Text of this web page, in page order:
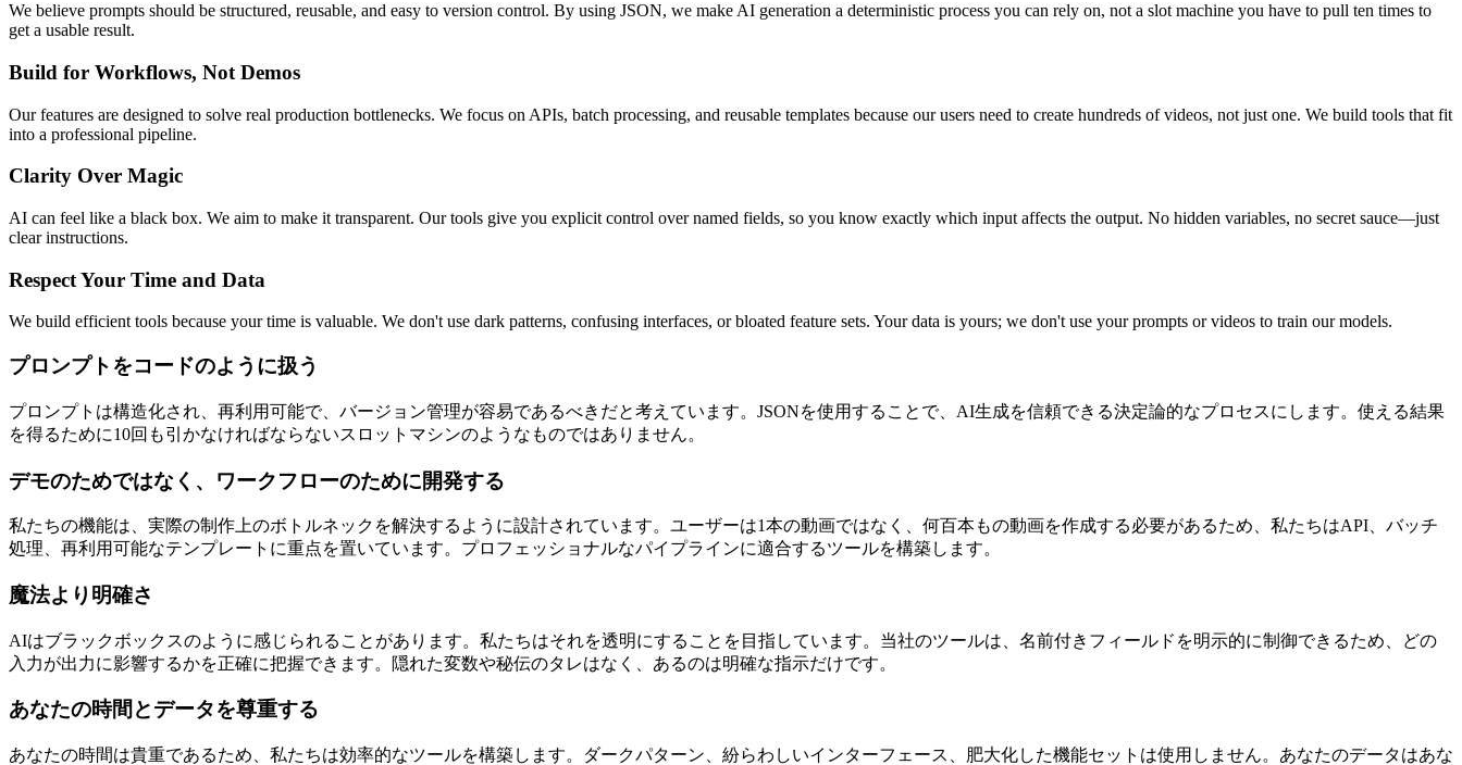
We believe prompts should be structured, reusable, and easy to version control. By using JSON, we make AI generation a deterministic process you can rely on, not a slot machine you have to pull ten times to
get a usable result.
Build for Workflows, Not Demos
Our features are designed to solve real production bottlenecks. We focus on APIs, batch processing, and reusable templates because our users need to create hundreds of videos, not just one. We build tools that fit
into a professional pipeline.
Clarity Over Magic
AI can feel like a black box. We aim to make it transparent. Our tools give you explicit control over named fields, so you know exactly which input affects the output. No hidden variables, no secret sauce—just
clear instructions.
Respect Your Time and Data
We build efficient tools because your time is valuable. We don't use dark patterns, confusing interfaces, or bloated feature sets. Your data is yours; we don't use your prompts or videos to train our models.
プロンプトをコードのように扱う
プロンプトは構造化され、再利用可能で、バージョン管理が容易であるべきだと考えています。JSONを使用することで、AI生成を信頼できる決定論的なプロセスにします。使える結果
を得るために10回も引かなければならないスロットマシンのようなものではありません。
デモのためではなく、ワークフローのために開発する
私たちの機能は、実際の制作上のボトルネックを解決するように設計されています。ユーザーは1本の動画ではなく、何百本もの動画を作成する必要があるため、私たちはAPI、バッチ
処理、再利用可能なテンプレートに重点を置いています。プロフェッショナルなパイプラインに適合するツールを構築します。
魔法より明確さ
AIはブラックボックスのように感じられることがあります。私たちはそれを透明にすることを目指しています。当社のツールは、名前付きフィールドを明示的に制御できるため、どの
入力が出力に影響するかを正確に把握できます。隠れた変数や秘伝のタレはなく、あるのは明確な指示だけです。
あなたの時間とデータを尊重する
あなたの時間は貴重であるため、私たちは効率的なツールを構築します。ダークパターン、紛らわしいインターフェース、肥大化した機能セットは使用しません。あなたのデータはあな